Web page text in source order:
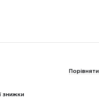
Порівняти
знижки